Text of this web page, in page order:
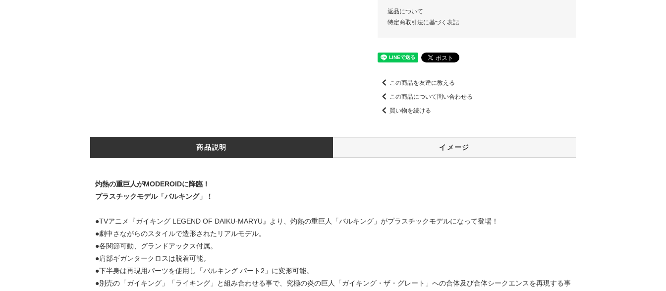
返品について
特定商取引法に基づく表記
この商品を友達に教える
この商品について問い合わせる
買い物を続ける
商品説明 イメージ
灼熱の重巨人がMODEROIDに降臨！
プラスチックモデル「バルキング」！
●TVアニメ『ガイキング LEGEND OF DAIKU-MARYU』より、灼熱の重巨人「バルキング」がプラスチックモデルになって登場！
●劇中さながらのスタイルで造形されたリアルモデル。
●各関節可動、グランドアックス付属。
●肩部ギガンタークロスは脱着可能。
●下半身は再現用パーツを使用し「バルキング パート2」に変形可能。
●別売の「ガイキング」「ライキング」と組み合わせる事で、究極の炎の巨人「ガイキング・ザ・グレート」への合体及び合体シークエンスを再現する事